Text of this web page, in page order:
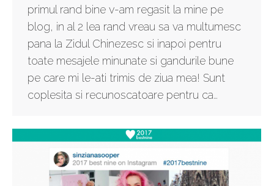
primul rand bine v-am regasit la mine pe
blog, in al 2 lea rand vreau sa va multumesc
pana la Zidul Chinezesc si inapoi pentru
toate mesajele minunate si gandurile bune
pe care mi le-ati trimis de ziua mea! Sunt
coplesita si recunoscatoare pentru ca…